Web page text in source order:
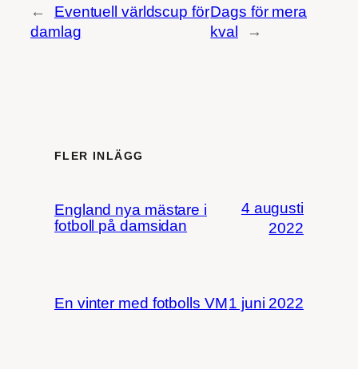
←
Eventuell världscup för
damlag
Dags för mera
kval
→
FLER INLÄGG
England nya mästare i
fotboll på damsidan
4 augusti
2022
En vinter med fotbolls VM1 juni 2022